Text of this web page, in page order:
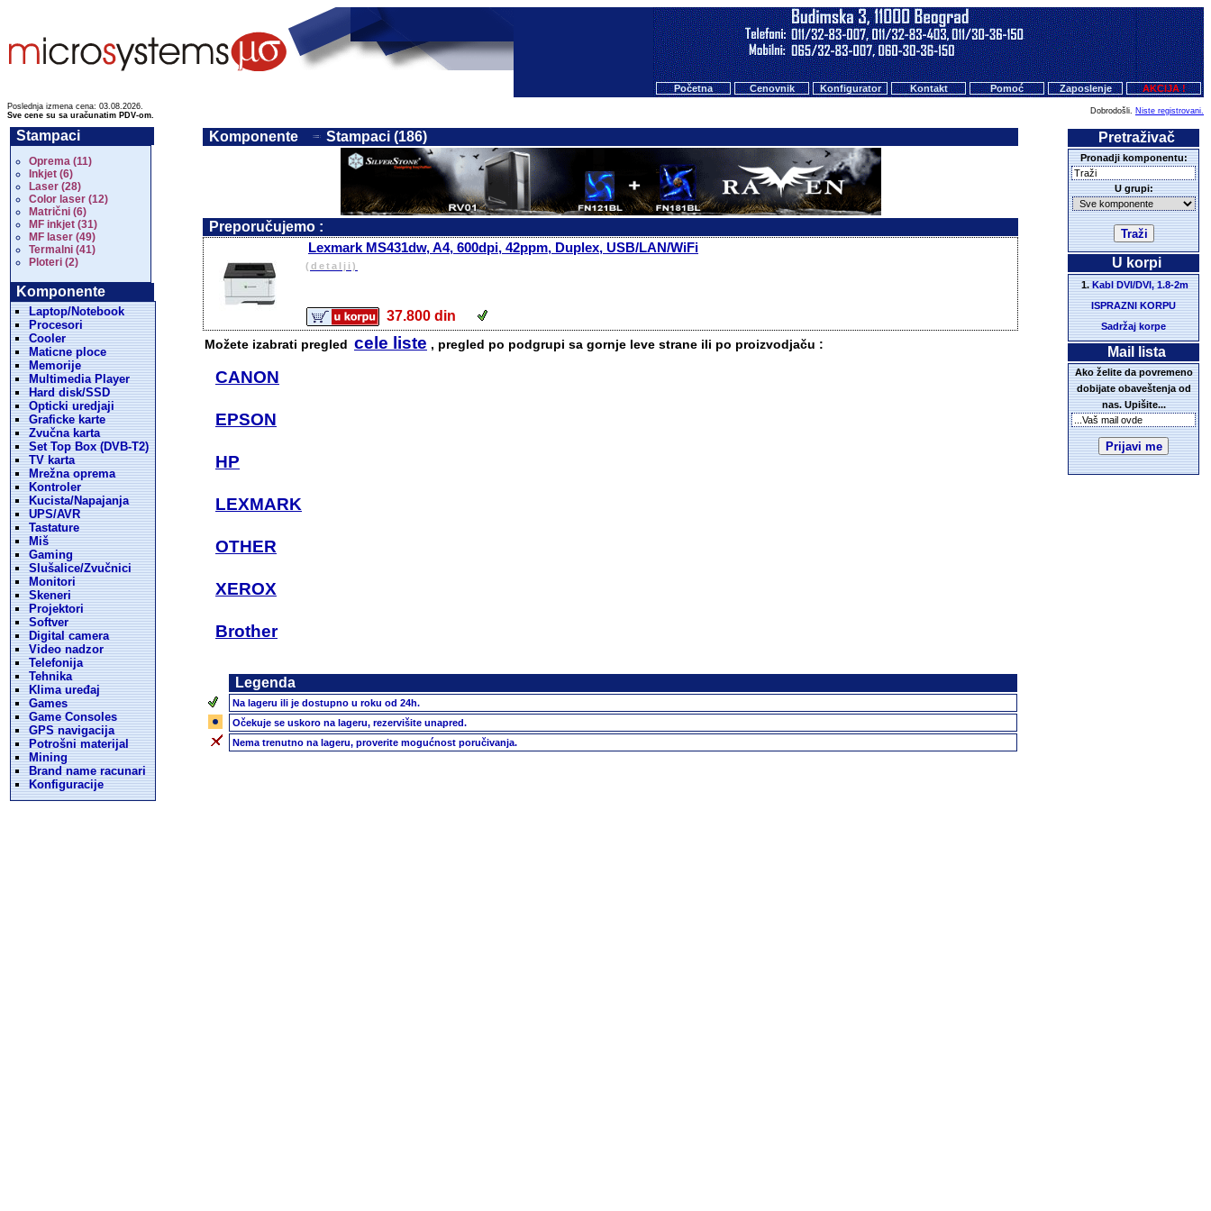
Početna Cenovnik Konfigurator Kontakt Pomoć Zaposlenje AKCIJA !
Poslednja izmena cena: 03.08.2026.
Sve cene su sa uračunatim PDV-om.
Dobrodošli. Niste registrovani.
Stampaci
Oprema (11)
Inkjet (6)
Laser (28)
Color laser (12)
Matrični (6)
MF inkjet (31)
MF laser (49)
Termalni (41)
Ploteri (2)
Komponente
Laptop/Notebook
Procesori
Cooler
Maticne ploce
Memorije
Multimedia Player
Hard disk/SSD
Opticki uredjaji
Graficke karte
Zvučna karta
Set Top Box (DVB-T2)
TV karta
Mrežna oprema
Kontroler
Kucista/Napajanja
UPS/AVR
Tastature
Miš
Gaming
Slušalice/Zvučnici
Monitori
Skeneri
Projektori
Softver
Digital camera
Video nadzor
Telefonija
Tehnika
Klima uređaj
Games
Game Consoles
GPS navigacija
Potrošni materijal
Mining
Brand name racunari
Konfiguracije
Komponente Stampaci (186)
Preporučujemo :
Lexmark MS431dw, A4, 600dpi, 42ppm, Duplex, USB/LAN/WiFi
(detalji)
37.800 din
Možete izabrati pregled cele liste , pregled po podgrupi sa gornje leve strane ili po proizvodjaču :
CANON
EPSON
HP
LEXMARK
OTHER
XEROX
Brother
Legenda
Na lageru ili je dostupno u roku od 24h.
Očekuje se uskoro na lageru, rezervišite unapred.
Nema trenutno na lageru, proverite mogućnost poručivanja.
Pretraživač
Pronadji komponentu:
U grupi:
U korpi
Kabl DVI/DVI, 1.8-2m
ISPRAZNI KORPU
Sadržaj korpe
Mail lista
Ako želite da povremeno
dobijate obaveštenja od
nas. Upišite...